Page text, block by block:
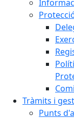
Tràmits i
Punts